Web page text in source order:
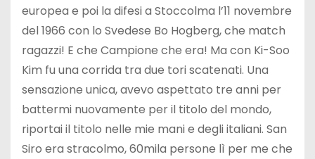
europea e poi la difesi a Stoccolma l’11 novembre
del 1966 con lo Svedese Bo Hogberg, che match
ragazzi! E che Campione che era! Ma con Ki-Soo
Kim fu una corrida tra due tori scatenati. Una
sensazione unica, avevo aspettato tre anni per
battermi nuovamente per il titolo del mondo,
riportai il titolo nelle mie mani e degli italiani. San
Siro era stracolmo, 60mila persone lì per me che